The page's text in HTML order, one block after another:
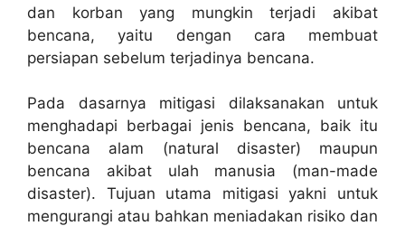
dan korban yang mungkin terjadi akibat
bencana, yaitu dengan cara membuat
persiapan sebelum terjadinya bencana.
Pada dasarnya mitigasi dilaksanakan untuk
menghadapi berbagai jenis bencana, baik itu
bencana alam (natural disaster) maupun
bencana akibat ulah manusia (man-made
disaster). Tujuan utama mitigasi yakni untuk
mengurangi atau bahkan meniadakan risiko dan